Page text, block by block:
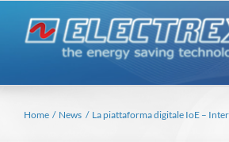
contenuto
Home News La piattaforma digitale IoE –